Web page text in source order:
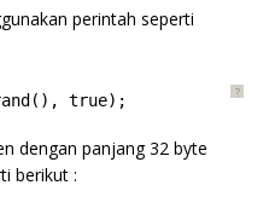
perintah seperti
?
true);
dengan panjang 32 byte
berikut :